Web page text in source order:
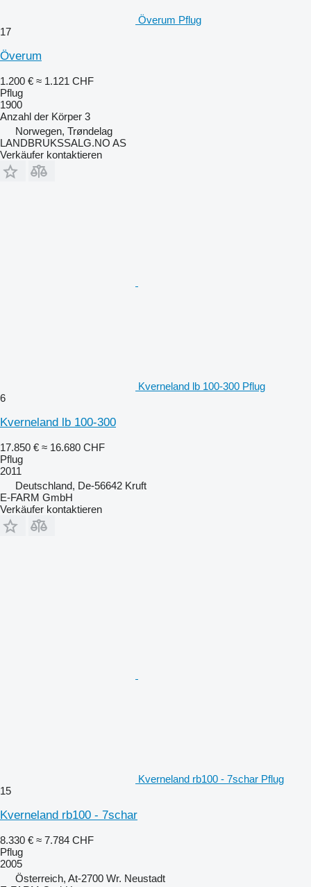
Överum Pflug
17
Överum
1.200 € ≈ 1.121 CHF
Pflug
1900
Anzahl der Körper 3
Norwegen, Trøndelag
LANDBRUKSSALG.NO AS
Verkäufer kontaktieren
Kverneland lb 100-300 Pflug
6
Kverneland lb 100-300
17.850 € ≈ 16.680 CHF
Pflug
2011
Deutschland, De-56642 Kruft
E-FARM GmbH
Verkäufer kontaktieren
Kverneland rb100 - 7schar Pflug
15
Kverneland rb100 - 7schar
8.330 € ≈ 7.784 CHF
Pflug
2005
Österreich, At-2700 Wr. Neustadt